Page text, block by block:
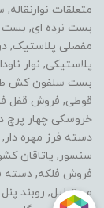
متعلقات
بست نرده ای, بست
مفصلی پلاستیک,
پلاستیکی, نوار
بست سلفون کش
قوطی, فروش قفل
خروسکی چهار پرچ
دسته فرز مهره
سنسور, یاتاقان
فروش فلکه, دسته
مستطیل, روبند پنل